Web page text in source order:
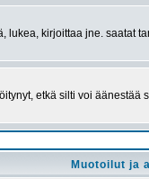
kirjoittaa jne.
etkä silti voi
Muotoilut ja